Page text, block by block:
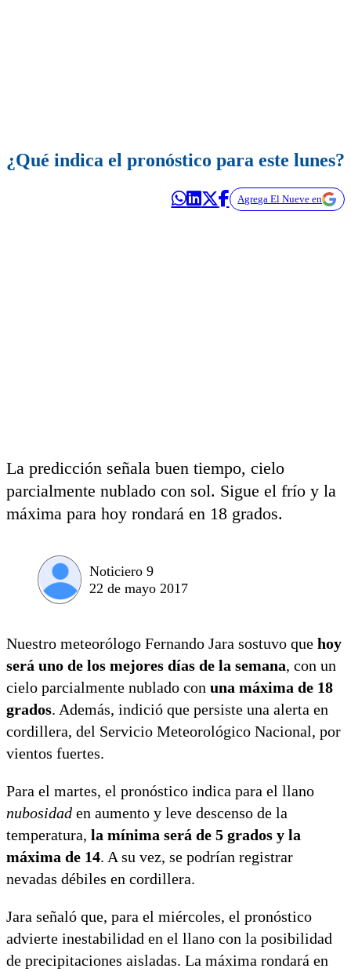
¿Qué indica el pronóstico para este lunes?
Agrega El Nueve en
La predicción señala buen tiempo, cielo
parcialmente nublado con sol. Sigue el frío y la
máxima para hoy rondará en 18 grados.
Noticiero 9
22 de mayo 2017
Nuestro meteorólogo Fernando Jara sostuvo que hoy
será uno de los mejores días de la semana, con un
cielo parcialmente nublado con una máxima de 18
grados. Además, indició que persiste una alerta en
cordillera, del Servicio Meteorológico Nacional, por
vientos fuertes.
Para el martes, el pronóstico indica para el llano
nubosidad en aumento y leve descenso de la
temperatura, la mínima será de 5 grados y la
máxima de 14. A su vez, se podrían registrar
nevadas débiles en cordillera.
Jara señaló que, para el miércoles, el pronóstico
advierte inestabilidad en el llano con la posibilidad
de precipitaciones aisladas. La máxima rondará en